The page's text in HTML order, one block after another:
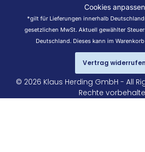
Cookies anpassen
*gilt für Lieferungen innerhalb
gesetzlichen MwSt. Aktuell gewählter
Deutschland. Dieses kann im
Vertrag widerrufen
© 2026 Klaus Herding GmbH - All
Rechte